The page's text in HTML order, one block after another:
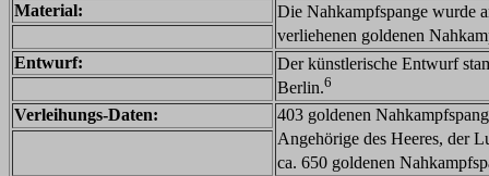
Material:
Die Nahkampfspange wurde
verliehenen goldenen
Entwurf:
Der künstlerische Entwurf
Berlin.6
Verleihungs-Daten:
403 goldenen
Angehörige des Heeres, der
ca. 650 goldenen